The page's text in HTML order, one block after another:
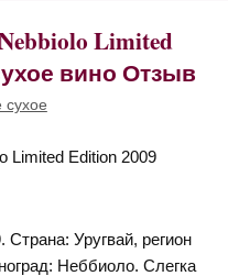
Limited
вино Отзыв
сухое
Уругвай, регион
Неббиоло. Слегка